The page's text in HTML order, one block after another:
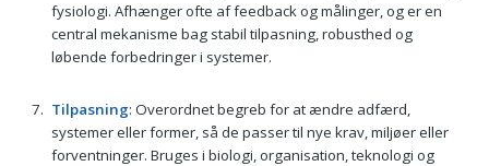
fysiologi. Afhænger ofte af feedback og målinger, og er en
central mekanisme bag stabil tilpasning, robusthed og
løbende forbedringer i systemer.
Tilpasning: Overordnet begreb for at ændre adfærd,
systemer eller former, så de passer til nye krav, miljøer eller
forventninger. Bruges i biologi, organisation, teknologi og